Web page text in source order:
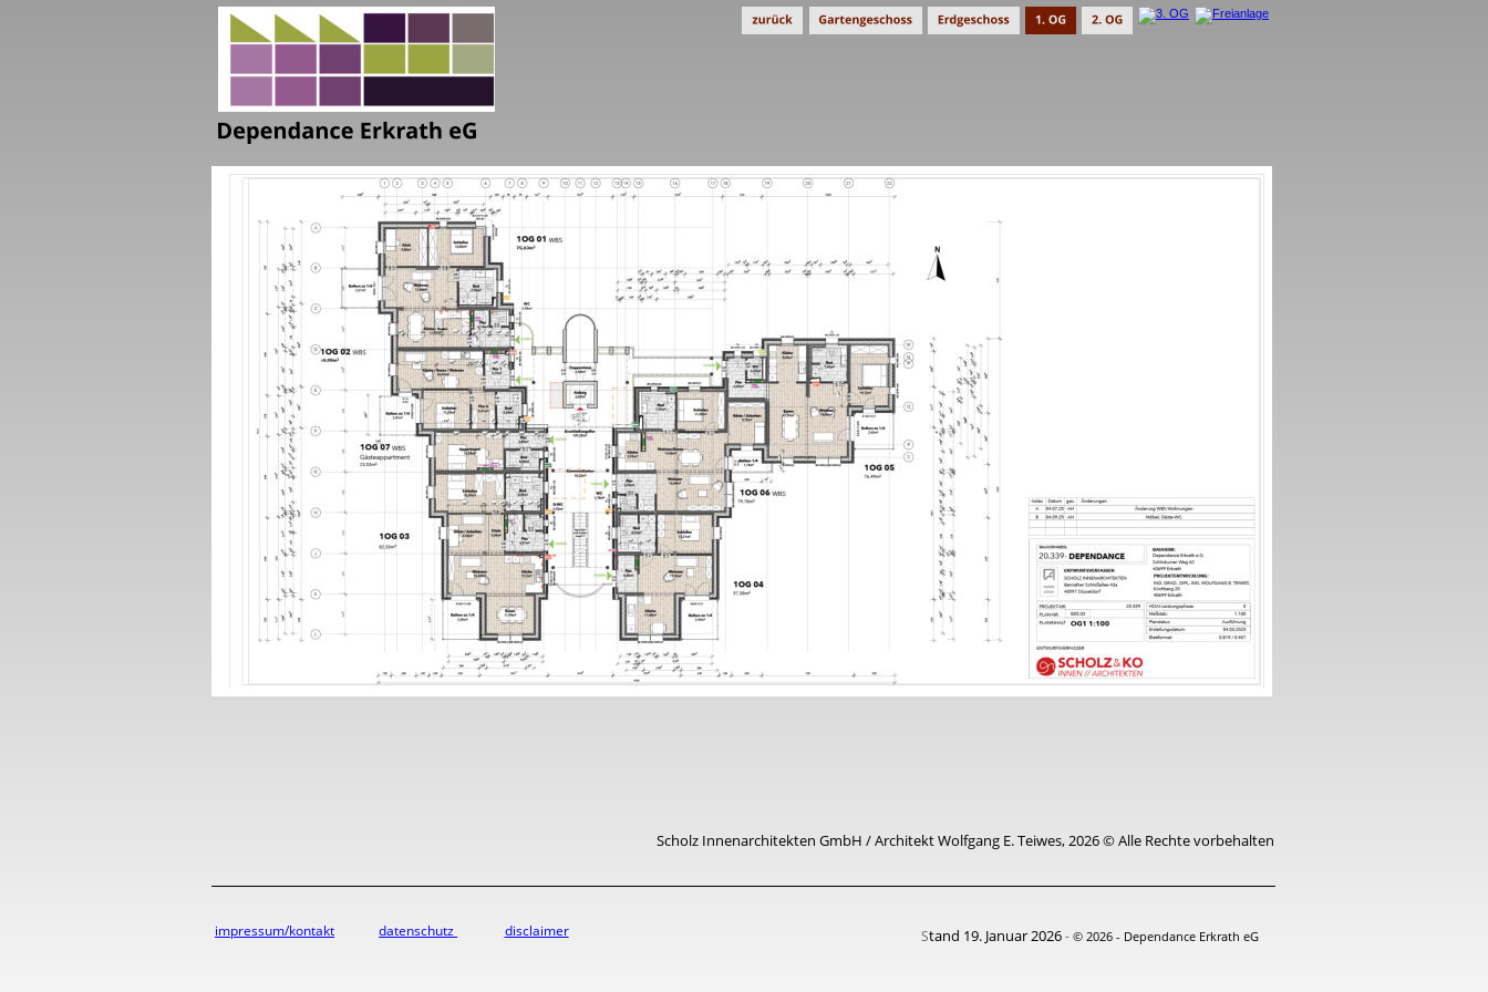
impressum/kontakt datenschutz disclaimer
Scholz Innenarchitekten GmbH / Architekt Wolfgang E. Teiwes, 2026 © Alle Rechte vorbehalten
   S
tand 19. Januar 2026 - © 2026 - Dependance Erkrath eG